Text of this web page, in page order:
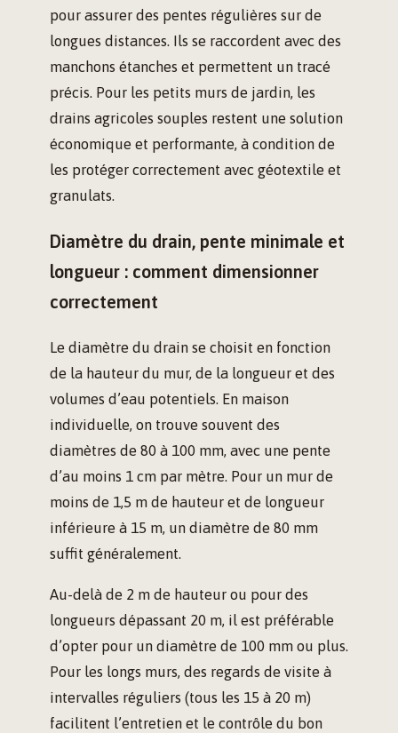
pour assurer des pentes régulières sur de
longues distances. Ils se raccordent avec des
manchons étanches et permettent un tracé
précis. Pour les petits murs de jardin, les
drains agricoles souples restent une solution
économique et performante, à condition de
les protéger correctement avec géotextile et
granulats.
Diamètre du drain, pente minimale et
longueur : comment dimensionner
correctement
Le diamètre du drain se choisit en fonction
de la hauteur du mur, de la longueur et des
volumes d’eau potentiels. En maison
individuelle, on trouve souvent des
diamètres de 80 à 100 mm, avec une pente
d’au moins 1 cm par mètre. Pour un mur de
moins de 1,5 m de hauteur et de longueur
inférieure à 15 m, un diamètre de 80 mm
suffit généralement.
Au-delà de 2 m de hauteur ou pour des
longueurs dépassant 20 m, il est préférable
d’opter pour un diamètre de 100 mm ou plus.
Pour les longs murs, des regards de visite à
intervalles réguliers (tous les 15 à 20 m)
facilitent l’entretien et le contrôle du bon